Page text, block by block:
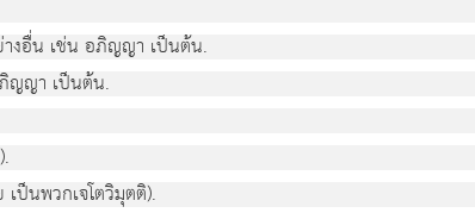
งอื่น เช่น อภิญญา เป็นต้น.
ญญา เป็นต้น.
เป็นพวกเจโตวิมุตติ).